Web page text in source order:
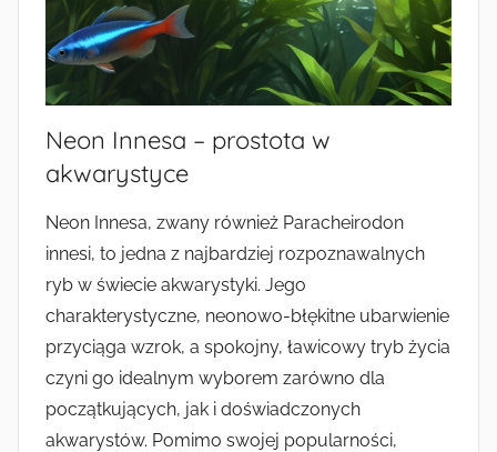
Neon Innesa – prostota w
akwarystyce
Neon Innesa, zwany również Paracheirodon
innesi, to jedna z najbardziej rozpoznawalnych
ryb w świecie akwarystyki. Jego
charakterystyczne, neonowo-błękitne ubarwienie
przyciąga wzrok, a spokojny, ławicowy tryb życia
czyni go idealnym wyborem zarówno dla
początkujących, jak i doświadczonych
akwarystów. Pomimo swojej popularności,